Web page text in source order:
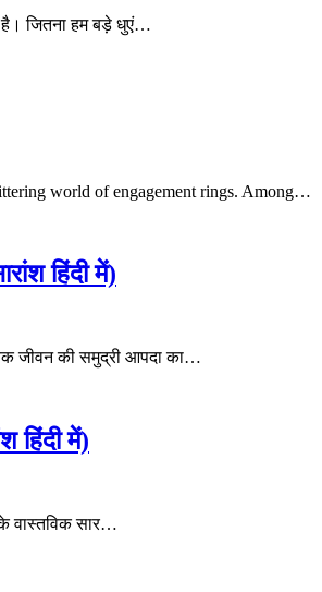
है। जितना हम बड़े धुएं…
world of engagement rings. Among…
हिंदी में)
जीवन की समुद्री आपदा का…
में)
के वास्तविक सार…